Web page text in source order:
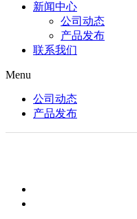
新闻中心
公司动态
产品发布
联系我们
Menu
公司动态
产品发布